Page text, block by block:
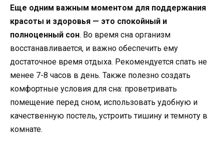
Еще одним важным моментом для поддержания
красоты и здоровья — это спокойный и
полноценный сон. Во время сна организм
восстанавливается, и важно обеспечить ему
достаточное время отдыха. Рекомендуется спать не
менее 7-8 часов в день. Также полезно создать
комфортные условия для сна: проветривать
помещение перед сном, использовать удобную и
качественную постель, устроить тишину и темноту в
комнате.